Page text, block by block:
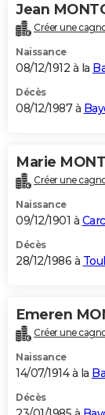
Jean
Créer une
Naissance
08/12/1912 à la
Décès
08/12/1987 à
Marie
Créer une
Naissance
09/12/1901 à
Décès
28/12/1986 à
Emeren
Créer une
Naissance
14/07/1914 à la
Décès